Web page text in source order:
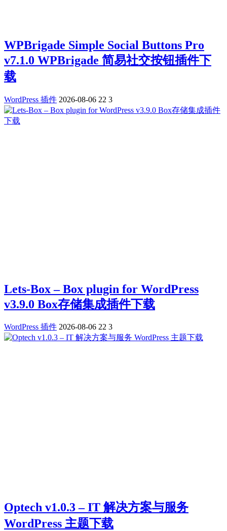
WPBrigade Simple Social Buttons Pro
v7.1.0 WPBrigade 简易社交按钮插件下
载
WordPress 插件 2026-08-06 22 3
Lets-Box – Box plugin for WordPress
v3.9.0 Box存储集成插件下载
WordPress 插件 2026-08-06 22 3
Optech v1.0.3 – IT 解决方案与服务
WordPress 主题下载